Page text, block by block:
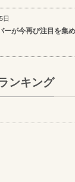
日
ーが今再び注目を集
ンキング